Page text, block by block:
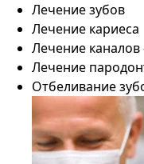
Лечение зубов
Лечение кариеса
Лечение
Лечение
Отбеливание